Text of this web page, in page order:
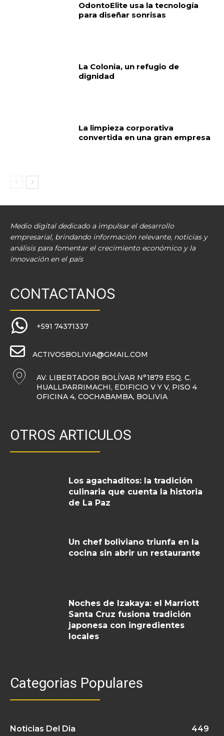
OdontoElite usa la tecnología
para diseñar sonrisas
La Colonia, un refugio de
dignidad
La limpieza corporativa
convertida en una gran empresa
Medio digital dedicado a impulsar el desarrollo
empresarial, brindando información relevante, noticias y
análisis para fomentar el crecimiento económico y la
innovación en el país
CONTACTANOS
+591 74371337
ACTIVOSBOLIVIA@GMAIL.COM
AV. LIBERTADOR BOLÍVAR N°1879 ESQ. C.
HUALLPARRIMACHI, EDIFICIO V Y V, PISO 4
OFICINA 4, COCHABAMBA, BOLIVIA
OTROS ARTICULOS
Los agachaditos: la tradición
culinaria que cuenta la historia
de La Paz
Un chef boliviano triunfa en la
cocina sin abrir un restaurante
Noches de Izakaya: el Marriott
Santa Cruz fusiona tradición
japonesa con ingredientes
locales
Categorias Populares
Noticias Del Dia 449